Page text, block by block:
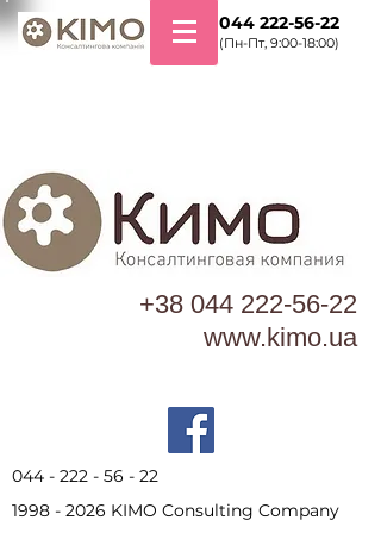
+38 044 222-56-22
(Пн-Пт, 9:00-18:00)
+38 044 222-56-22
www.kimo.ua
044 - 222 - 56 - 22
1998 - 2026 KIMO Consulting Company